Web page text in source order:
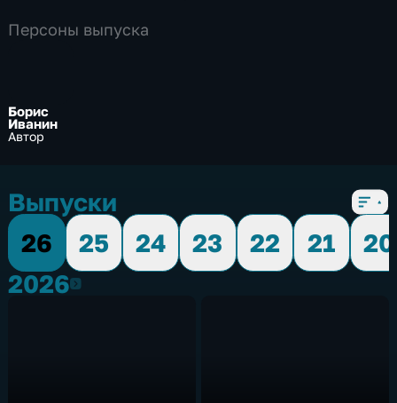
Персоны выпуска
Борис
Иванин
Автор
Выпуски
26
25 24 23 22 21
20
20262026